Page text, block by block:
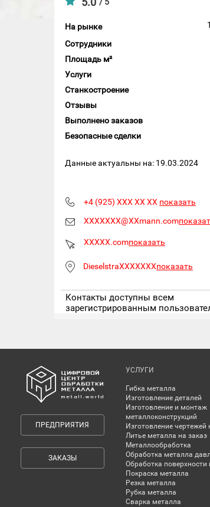
На рынке
Сотрудники
Площадь м²
Услуги
Станкостроение
Отзывы
Выполнено заказов
Безопасные сделки
Данные актуальны на: 19.03.2024
+4 (925) XXX XX XX показать
XXXXXXX@XXmann.com
XXXXX.comпоказать
DieselstraXXXXXXXпоказать
Контакты доступны всем
зарегистрированным
ПРЕДПРИЯТИЯ
ЗАКАЗЫ
УСЛУГИ
Гибка металла
Изготовление деталей
Изготовление и монтаж
металлоконструкций
Изготовление чертежей
Литье металла на заказ
Металлообработка
Обработка металла
Обработка поверхности
Покраска металла
Резка металла
Рубка металла
Сварка металла